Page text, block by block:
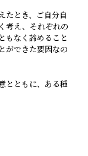
たとき、ご自分自
考え、それぞれの
もなく諦めること
ができた要因なの
とともに、ある種